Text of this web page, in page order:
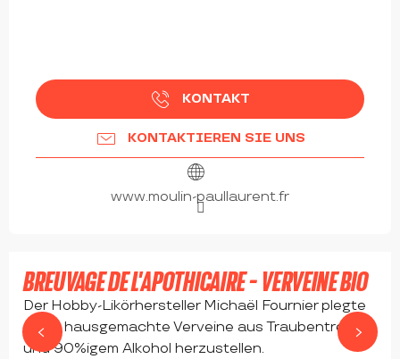
KONTAKT
KONTAKTIEREN SIE UNS
www.moulin-paullaurent.fr
BREUVAGE DE L'APOTHICAIRE - VERVEINE BIO
Der Hobby-Likörhersteller Michaël Fournier plegte
seine hausgemachte Verveine aus Traubentrester
und 90%igem Alkohol herzustellen.